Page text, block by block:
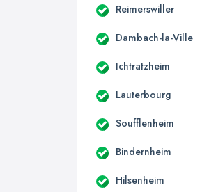
Reimerswiller
Dambach-la-Ville
Ichtratzheim
Lauterbourg
Soufflenheim
Bindernheim
Hilsenheim